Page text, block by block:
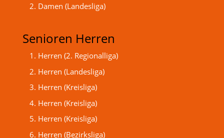
2. Damen (Landesliga)
Senioren Herren
1. Herren (2. Regionalliga)
2. Herren (Landesliga)
3. Herren (Kreisliga)
4. Herren (Kreisliga)
5. Herren (Kreisliga)
6. Herren (Bezirksliga)